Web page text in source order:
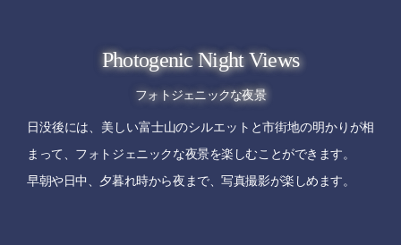
Photogenic Night Views
フォトジェニックな夜景
日没後には、美しい富士山のシルエットと市街地の明かりが相
まって、フォトジェニックな夜景を楽しむことができます。
早朝や日中、夕暮れ時から夜まで、写真撮影が楽しめます。